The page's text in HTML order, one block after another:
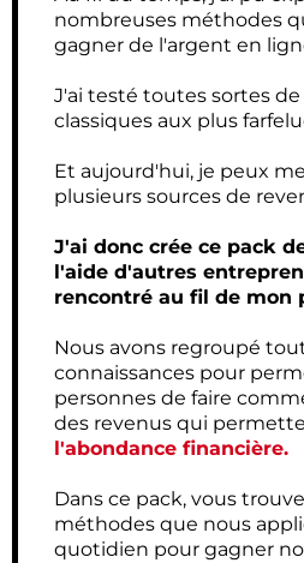
nombreuses méthodes
gagner de l'argent en
J'ai testé toutes sortes de
classiques aux plus
Et aujourd'hui, je peux
plusieurs sources de
J'ai donc crée ce pack
l'aide d'autres
rencontré au fil de mon
Nous avons regroupé
connaissances pour
personnes de faire
des revenus qui
l'abondance financière.
Dans ce pack, vous
méthodes que nous
quotidien pour gagner